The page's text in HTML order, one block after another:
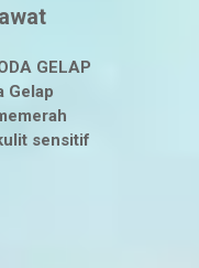
GELAP
Gelap
sensitif